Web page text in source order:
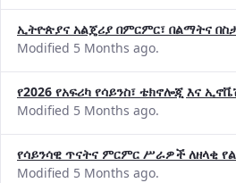
ኢትዮጵያና አልጄሪያ በምርምር፣ በልማትና
Modified 5 Months ago.
የ2026 የአፍሪካ የሳይንስ፣ ቴክኖሎጂ እና
Modified 5 Months ago.
የሳይንሳዊ ጥናትና ምርምር ሥራዎች
Modified 5 Months ago.